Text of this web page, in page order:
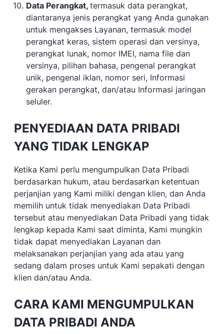
Data Perangkat, termasuk data perangkat,
diantaranya jenis perangkat yang Anda gunakan
untuk mengakses Layanan, termasuk model
perangkat keras, sistem operasi dan versinya,
perangkat lunak, nomor IMEI, nama file dan
versinya, pilihan bahasa, pengenal perangkat
unik, pengenal iklan, nomor seri, Informasi
gerakan perangkat, dan/atau Informasi jaringan
seluler.
PENYEDIAAN DATA PRIBADI
YANG TIDAK LENGKAP
Ketika Kami perlu mengumpulkan Data Pribadi
berdasarkan hukum, atau berdasarkan ketentuan
perjanjian yang Kami miliki dengan klien, dan Anda
memilih untuk tidak menyediakan Data Pribadi
tersebut atau menyediakan Data Pribadi yang tidak
lengkap kepada Kami saat diminta, Kami mungkin
tidak dapat menyediakan Layanan dan
melaksanakan perjanjian yang ada atau yang
sedang dalam proses untuk Kami sepakati dengan
klien dan/atau Anda.
CARA KAMI MENGUMPULKAN
DATA PRIBADI ANDA